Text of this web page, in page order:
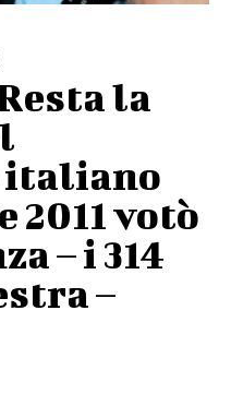
la
italiano
2011 votò
– i 314
–